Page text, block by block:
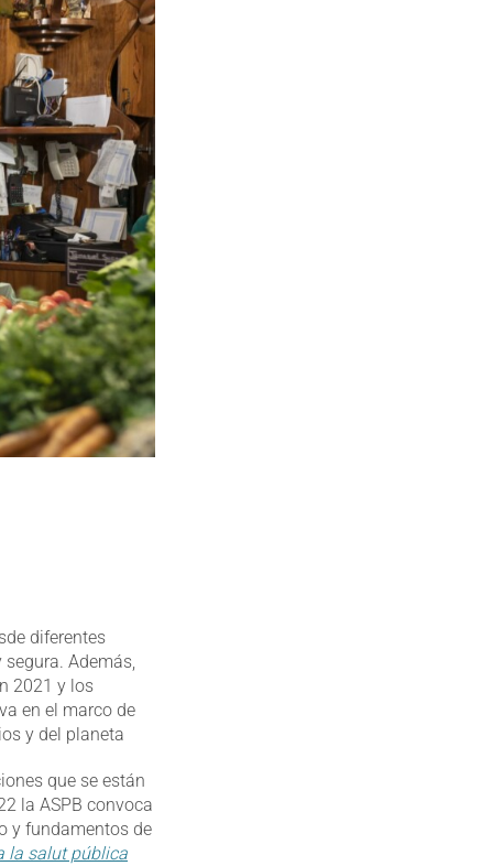
diferentes
Además,
2021 y los
en el marco de
y del planeta
que se están
la ASPB convoca
y fundamentos de
la salut pública